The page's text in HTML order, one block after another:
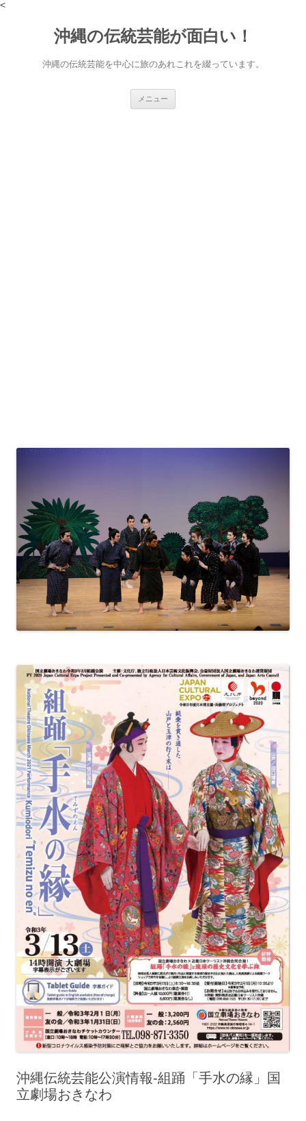
<
沖縄の伝統芸能が面白い！
沖縄の伝統芸能を中心に旅のあれこれを綴っています。
メニュー
沖縄伝統芸能公演情報-組踊「手水の縁」国
立劇場おきなわ